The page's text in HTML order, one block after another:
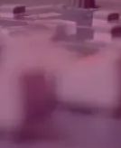
MORE